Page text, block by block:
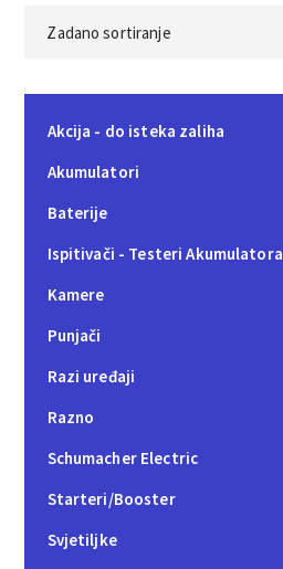
Akcija - do isteka zaliha
Akumulatori
Baterije
Ispitivači - Testeri Akumulatora
Kamere
Punjači
Razi uređaji
Razno
Schumacher Electric
Starteri/Booster
Svjetiljke